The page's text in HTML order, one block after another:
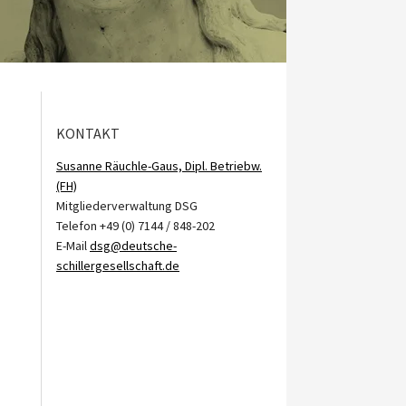
KONTAKT
Susanne Räuchle-Gaus, Dipl. Betriebw.
(FH)
Mitgliederverwaltung DSG
Telefon +49 (0) 7144 / 848-202
E-Maildsg@deutsche-
schillergesellschaft.de